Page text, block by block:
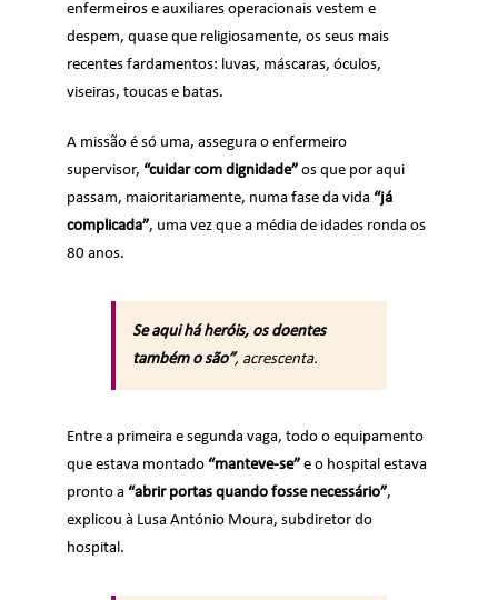
enfermeiros e auxiliares operacionais vestem e
despem, quase que religiosamente, os seus mais
recentes fardamentos: luvas, máscaras, óculos,
viseiras, toucas e batas.
A missão é só uma, assegura o enfermeiro
supervisor, “cuidar com dignidade”os que por aqui
passam, maioritariamente, numa fase da vida “já
complicada”, uma vez que a média de idades ronda os
80 anos.
Se aqui há heróis, os doentes
também o são”, acrescenta.
Entre a primeira e segunda vaga, todo o equipamento
que estava montado “manteve-se” e o hospital estava
pronto a“abrir portas quando fosse necessário”,
explicou à Lusa António Moura, subdiretor do
hospital.